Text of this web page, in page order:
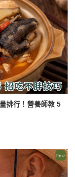
排行！營養師教 5